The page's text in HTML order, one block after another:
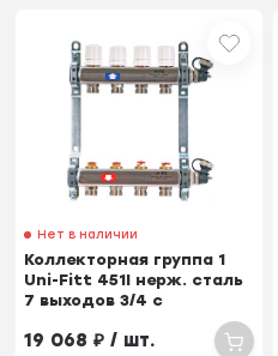
Нет в наличии
Коллекторная группа 1
Uni-Fitt 451I нерж. сталь
7 выходов 3/4 с
термостатическими
19 068₽ / шт.